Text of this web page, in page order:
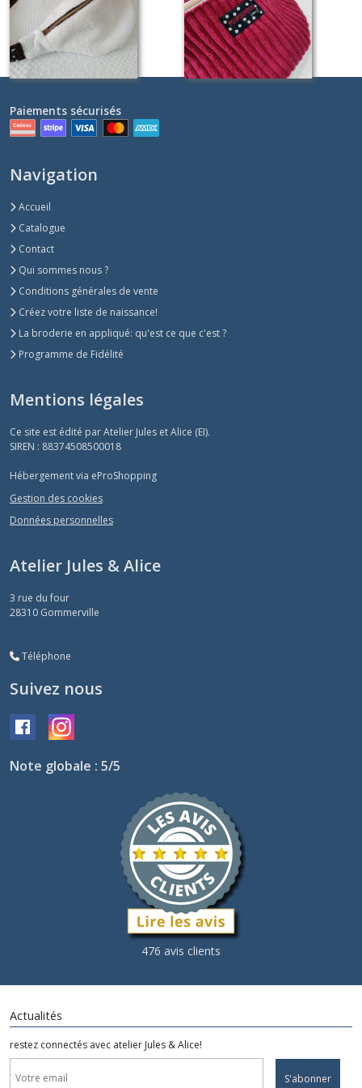
chocolat
Sur demande Sur demande
Paiements sécurisés
Navigation
Accueil
Catalogue
Contact
Qui sommes nous ?
Conditions générales de vente
Créez votre liste de naissance!
La broderie en appliqué: qu'est ce que c'est ?
Programme de Fidélité
Mentions légales
Ce site est édité par Atelier Jules et Alice (EI).
SIREN : 88374508500018
Hébergement via eProShopping
Gestion des cookies
Données personnelles
Atelier Jules & Alice
3 rue du four
28310 Gommerville
Téléphone
Suivez nous
Note globale : 5/5
476 avis clients
Actualités
restez connectés avec atelier Jules & Alice!
S'abonner